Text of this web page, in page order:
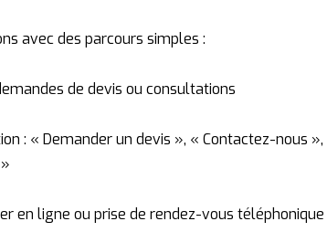
avecdes parcours simples :
de devis ou consultations
: « Demanderun devis », « Contactez-nous »,
en ligne ou prise de rendez-vous téléphonique